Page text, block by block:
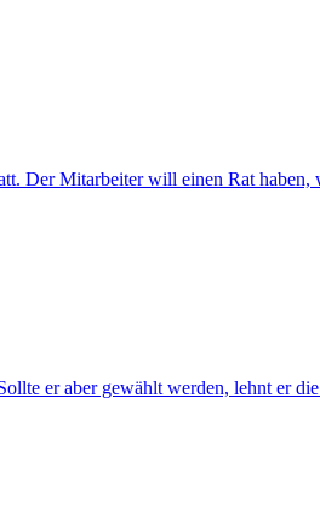
Der Mitarbeiter will einen Rat haben,
er aber gewählt werden, lehnt er